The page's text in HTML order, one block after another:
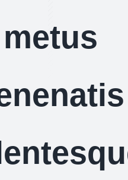
metus